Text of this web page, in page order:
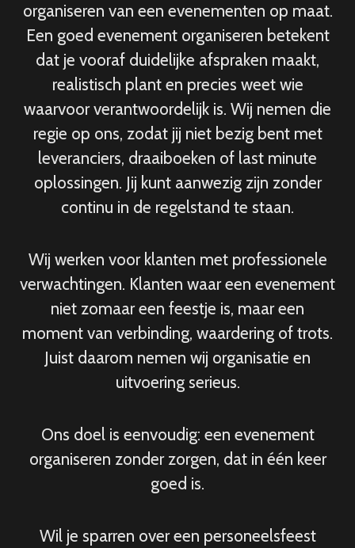
organiseren van een evenementen op maat.
Een goed evenement organiseren betekent
dat je vooraf duidelijke afspraken maakt,
realistisch plant en precies weet wie
waarvoor verantwoordelijk is. Wij nemen die
regie op ons, zodat jij niet bezig bent met
leveranciers, draaiboeken of last minute
oplossingen. Jij kunt aanwezig zijn zonder
continu in de regelstand te staan.
Wij werken voor klanten met professionele
verwachtingen. Klanten waar een evenement
niet zomaar een feestje is, maar een
moment van verbinding, waardering of trots.
Juist daarom nemen wij organisatie en
uitvoering serieus.
Ons doel is eenvoudig: een evenement
organiseren zonder zorgen, dat in één keer
goed is.
Wil je sparren over een personeelsfeest